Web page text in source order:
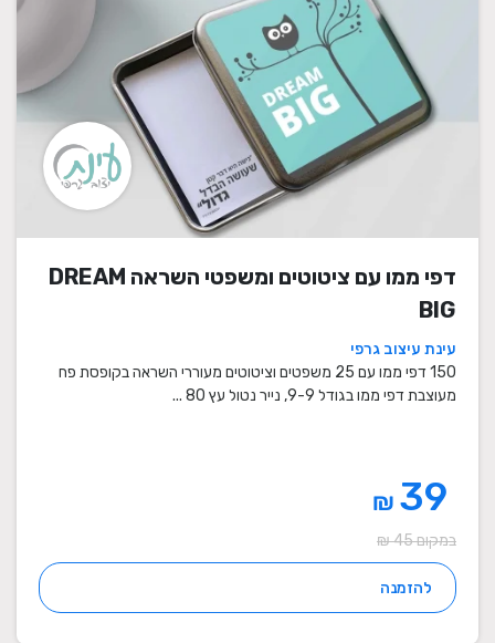
דפי ממו עם ציטוטים ומשפטי השראה DREAM
BIG
עינת עיצוב גרפי
150 דפי ממו עם 25 משפטים וציטוטים מעוררי השראה בקופסת פח
מעוצבת דפי ממו בגודל 9-9, נייר נטול עץ 80 ...
₪
במקום 45 ₪
להזמנה